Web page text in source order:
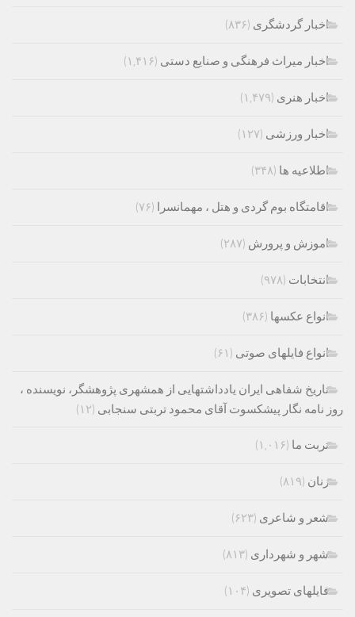
اخبار گردشگری (۸۳۶)
اخبار میراث فرهنگی و صنایع دستی (۱,۴۱۶)
اخبار هنری (۱,۴۷۹)
اخبار ورزشی (۱۲۷)
اطلاعیه ها (۳۴۸)
اقامتگاه بوم گردی و هتل ، مهمانسرا (۷۶)
اموزش و پرورش (۲۸۷)
انتخابات (۹۷۸)
انواع عکسها (۳۸۶)
انواع فایلهای صوتی (۶۱)
تاریخ شفاهی ایران یادداشتهایی از همشهری پژوهشگر، نویسنده ،
روز نامه نگار پیشکسوت آقای محمود تربتی سنجابی (۱۲)
تربت ما (۱,۰۱۶)
زنان (۸۱۹)
شعر و شاعری (۶۲۳)
شهر و شهرداری (۸۱۳)
فایلهای تصویری (۱۰۴)